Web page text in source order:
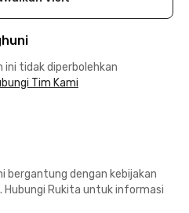
ini tidak diperbolehkan
Tim Kami
bergantung dengan kebijakan
Hubungi Rukita untuk informasi